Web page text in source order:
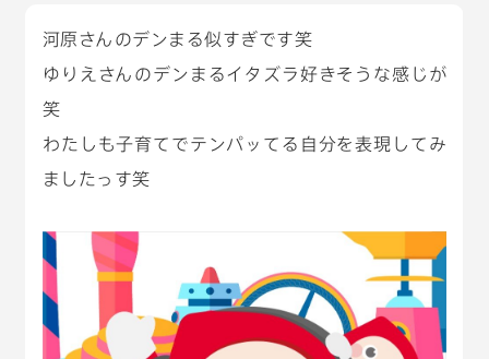
河原さんのデンまる似すぎです笑
ゆりえさんのデンまるイタズラ好きそうな感じが
笑
わたしも子育てでテンパッてる自分を表現してみ
ましたっす笑